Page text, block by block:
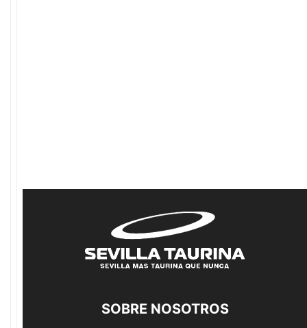
SOBRE NOSOTROS